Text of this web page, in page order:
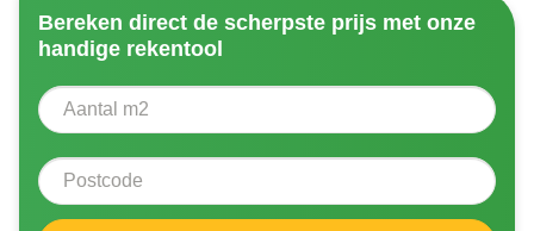
Bereken direct de scherpste prijs met onze
handige rekentool
Aantal vierkante meter
Postcode